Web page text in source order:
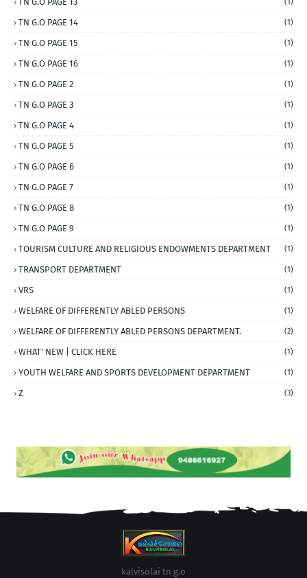
TN G.O PAGE 14 (1)
TN G.O PAGE 15 (1)
TN G.O PAGE 16 (1)
TN G.O PAGE 2 (1)
TN G.O PAGE 3 (1)
TN G.O PAGE 4 (1)
TN G.O PAGE 5 (1)
TN G.O PAGE 6 (1)
TN G.O PAGE 7 (1)
TN G.O PAGE 8 (1)
TN G.O PAGE 9 (1)
TOURISM CULTURE AND RELIGIOUS ENDOWMENTS DEPARTMENT (1)
TRANSPORT DEPARTMENT (1)
VRS (1)
WELFARE OF DIFFERENTLY ABLED PERSONS (1)
WELFARE OF DIFFERENTLY ABLED PERSONS DEPARTMENT. (2)
WHAT' NEW | CLICK HERE (1)
YOUTH WELFARE AND SPORTS DEVELOPMENT DEPARTMENT (1)
Z (3)
kalvisolai tn g.o